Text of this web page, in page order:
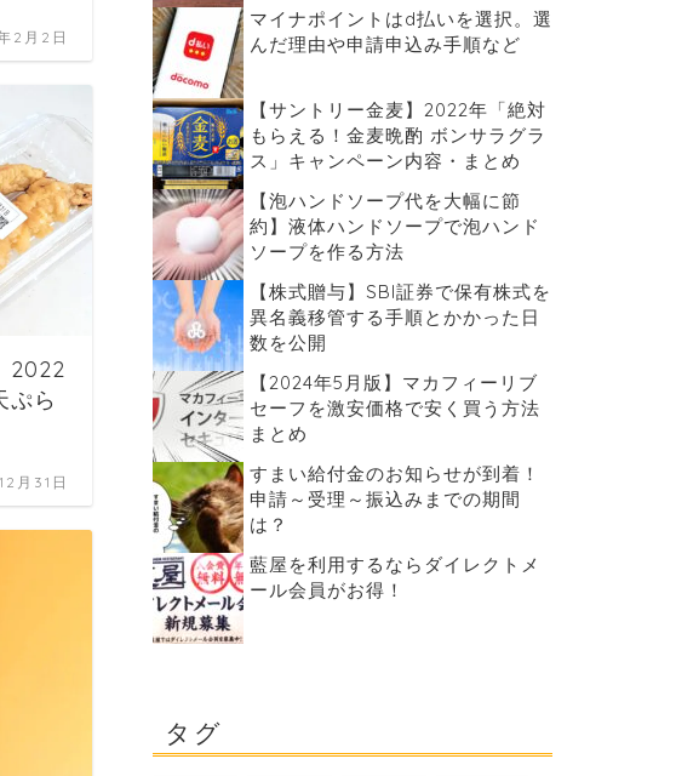
2月2日
2022
ぷら
月31日
マイナポイントはd払いを選択。選
んだ理由や申請申込み手順など
【サントリー金麦】2022年「絶対
もらえる！金麦晩酌 ボンサラグラ
ス」キャンペーン内容・まとめ
【泡ハンドソープ代を大幅に節
約】液体ハンドソープで泡ハンド
ソープを作る方法
【株式贈与】SBI証券で保有株式を
異名義移管する手順とかかった日
数を公開
【2024年5月版】マカフィーリブ
セーフを激安価格で安く買う方法
まとめ
すまい給付金のお知らせが到着！
申請～受理～振込みまでの期間
は？
藍屋を利用するならダイレクトメ
ール会員がお得！
タグ